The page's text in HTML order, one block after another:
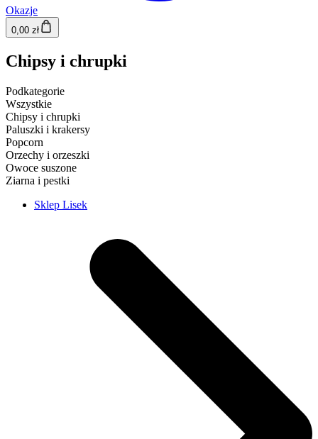
Okazje
0,00 zł
Chipsy i chrupki
Podkategorie
Wszystkie
Chipsy i chrupki
Paluszki i krakersy
Popcorn
Orzechy i orzeszki
Owoce suszone
Ziarna i pestki
Sklep Lisek